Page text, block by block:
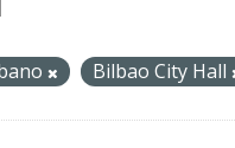
Bilbao City Hall